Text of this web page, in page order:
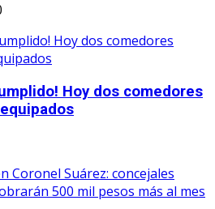
Hoy dos comedores